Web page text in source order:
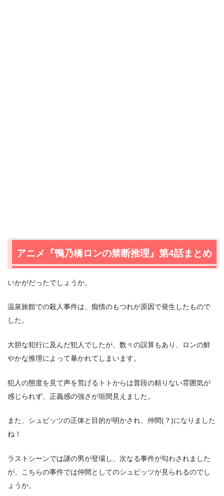
アニメ『鴨乃橋ロンの禁断推理』第4話まとめ
いかがだったでしょうか。
温泉旅館での殺人事件は、痴情のもつれが原因で発生したもので
した。
大胆な犯行に及んだ犯人でしたが、数々の誤算もあり、ロンの鮮
やかな推理によって暴かれてしまいます。
犯人の態度を見て声を荒げるトトからは普段の頼りない雰囲気が
感じられず、正義感の強さが垣間見えました。
また、シュピッツの正体と目的が明かされ、仲間(？)になりました
ね！
ラストシーンでは謎の男が登場し、次なる事件が匂わされました
が、こちらの事件では仲間としてのシュピッツが見られるのでし
ょうか。